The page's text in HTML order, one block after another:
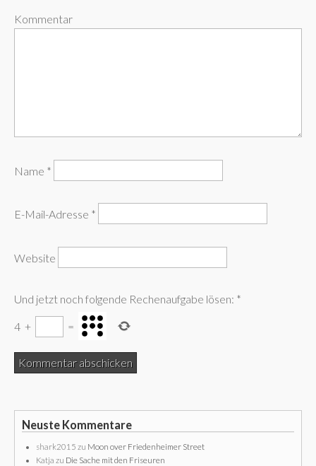
Kommentar
Name *
E-Mail-Adresse *
Website
Und jetzt noch folgende Rechenaufgabe lösen: *
4 + =
Neuste Kommentare
shark2015 zu Moon over Friedenheimer Street
Katja zu Die Sache mit den Friseuren